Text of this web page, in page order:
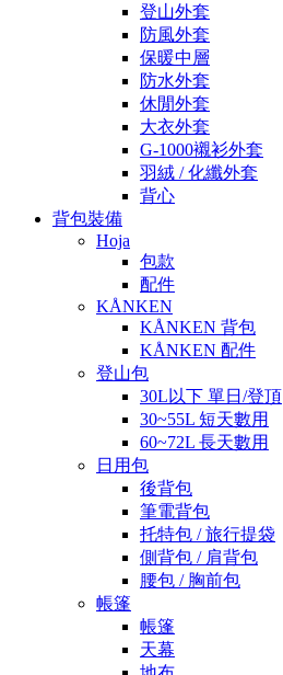
登山外套
防風外套
保暖中層
防水外套
休閒外套
大衣外套
G-1000襯衫外套
羽絨 / 化纖外套
背心
背包裝備
Hoja
包款
配件
KÅNKEN
KÅNKEN 背包
KÅNKEN 配件
登山包
30L以下 單日/登頂
30~55L 短天數用
60~72L 長天數用
日用包
後背包
筆電背包
托特包 / 旅行提袋
側背包 / 肩背包
腰包 / 胸前包
帳篷
帳篷
天幕